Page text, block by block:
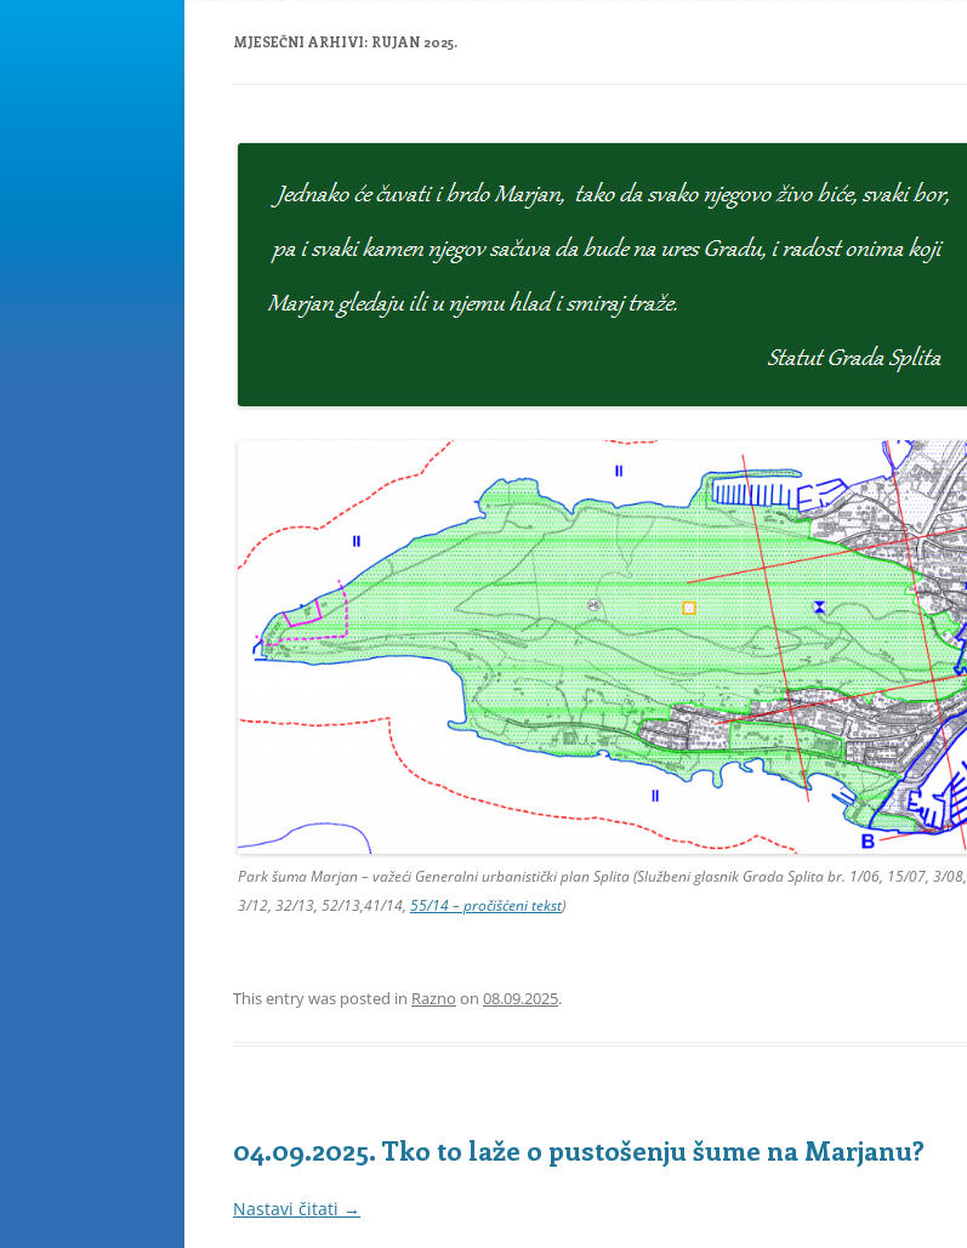
MJESEČNI ARHIVI: RUJAN 2025.
Park šuma Marjan – važeći Generalni urbanistički plan Splita (Službeni glasnik Grada Splita br. 1/06, 15/07, 3/08,
3/12, 32/13, 52/13,41/14, 55/14 – pročišćeni tekst)
This entry was posted in Razno on 08.09.2025.
04.09.2025. Tko to laže o pustošenju šume na Marjanu?
Nastavi čitati →